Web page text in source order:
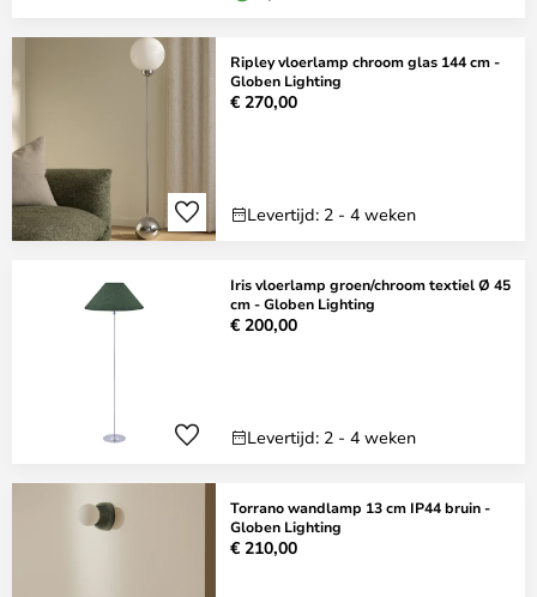
Ripley vloerlamp chroom glas 144 cm -
Globen Lighting
€ 270,00
Levertijd: 2 - 4 weken
Iris vloerlamp groen/chroom textiel Ø 45
cm - Globen Lighting
€ 200,00
Levertijd: 2 - 4 weken
Torrano wandlamp 13 cm IP44 bruin -
Globen Lighting
€ 210,00